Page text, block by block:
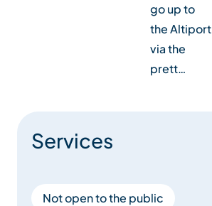
go up to
the Altiport
via the
prett…
Services
Not open to the public